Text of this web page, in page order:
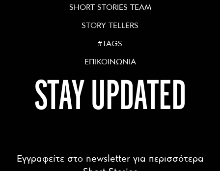
SHORT STORIES TEAM
STORY TELLERS
#TAGS
ΕΠΙΚΟΙΝΩΝΙΑ
STAY UPDATED
Εγγραφείτε στο newsletter για περισσότερα